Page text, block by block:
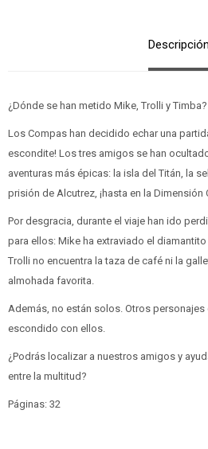
Descripción
¿Dónde se han metido Mike, Trolli y Timba?
Los Compas han decidido echar una
escondite! Los tres amigos se han
aventuras más épicas: la isla del Titán, la
prisión de Alcutrez, ¡hasta en la Dimensión
Por desgracia, durante el viaje han ido
para ellos: Mike ha extraviado el
Trolli no encuentra la taza de café ni la
almohada favorita.
Además, no están solos. Otros
escondido con ellos.
¿Podrás localizar a nuestros amigos y
entre la multitud?
Páginas: 32